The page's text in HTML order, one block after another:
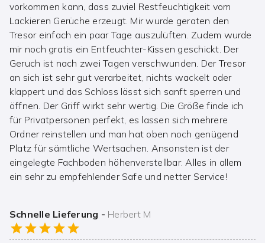
vorkommen kann, dass zuviel Restfeuchtigkeit vom
Lackieren Gerüche erzeugt. Mir wurde geraten den
Tresor einfach ein paar Tage auszulüften. Zudem wurde
mir noch gratis ein Entfeuchter-Kissen geschickt. Der
Geruch ist nach zwei Tagen verschwunden. Der Tresor
an sich ist sehr gut verarbeitet, nichts wackelt oder
klappert und das Schloss lässt sich sanft sperren und
öffnen. Der Griff wirkt sehr wertig. Die Größe finde ich
für Privatpersonen perfekt, es lassen sich mehrere
Ordner reinstellen und man hat oben noch genügend
Platz für sämtliche Wertsachen. Ansonsten ist der
eingelegte Fachboden höhenverstellbar. Alles in allem
ein sehr zu empfehlender Safe und netter Service!
Schnelle Lieferung - Herbert M